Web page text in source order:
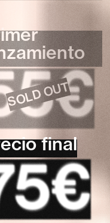
final